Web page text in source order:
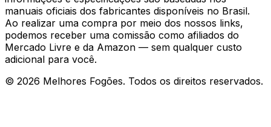
manuais oficiais dos fabricantes disponíveis no Brasil.
Ao realizar uma compra por meio dos nossos links,
podemos receber uma comissão como afiliados do
Mercado Livre e da Amazon — sem qualquer custo
adicional para você.
© 2026 Melhores Fogões. Todos os direitos reservados.